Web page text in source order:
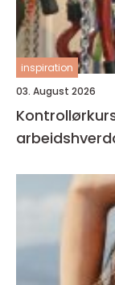
inspiration
03. August 2026
Kontrollørkurs veien til